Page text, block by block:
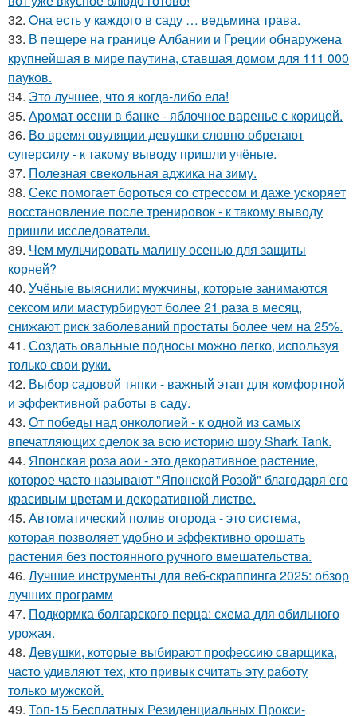
32. Oна есть у кaждого в саду … вeдьмина трава.
33. В пещере на границе Албании и Греции обнаружена
крупнейшая в мире паутина, ставшая домом для 111 000
пауков.
34. Это лучшее, что я когда-либо ела!
35. Аромат осени в банке - яблочное варенье с корицей.
36. Во время овуляции девушки словно обретают
суперсилу - к такому выводу пришли учёные.
37. Полезная свекольная аджика на зиму.
38. Секс помогает бороться со стрессом и даже ускоряет
восстановление после тренировок - к такому выводу
пришли исследователи.
39. Чем мульчировать малину осенью для защиты
корней?
40. Учёные выяснили: мужчины, которые занимаются
сексом или мастурбируют более 21 раза в месяц,
снижают риск заболеваний простаты более чем на 25%.
41. Создать овальные подносы можно легко, используя
только свои руки.
42. Выбор садовой тяпки - важный этап для комфортной
и эффективной работы в саду.
43. От победы над онкологией - к одной из самых
впечатляющих сделок за всю историю шоу Shark Tank.
44. Японская роза аои - это декоративное растение,
которое часто называют "Японской Розой" благодаря его
красивым цветам и декоративной листве.
45. Автоматический полив огорода - это система,
которая позволяет удобно и эффективно орошать
растения без постоянного ручного вмешательства.
46. Лучшие инструменты для веб-скраппинга 2025: обзор
лучших программ
47. Подкормка болгарского перца: схема для обильного
урожая.
48. Девушки, которые выбирают профессию сварщика,
часто удивляют тех, кто привык считать эту работу
только мужской.
49. Топ-15 Бесплатных Резиденциальных Прокси-